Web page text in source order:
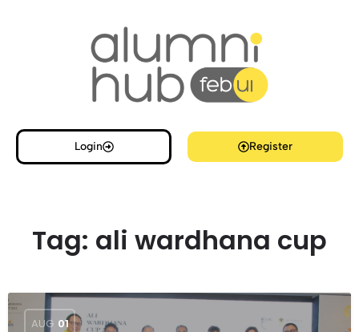
Login Register
Tag: ali wardhana cup
AUG 01